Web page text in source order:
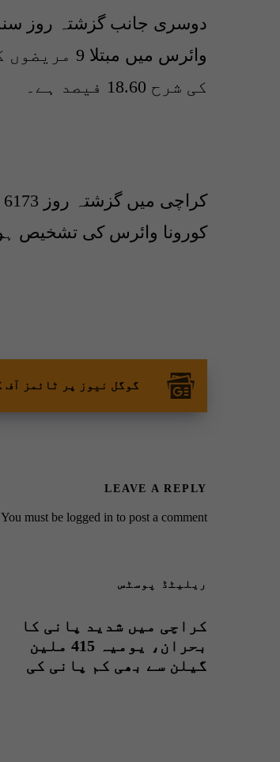
وائرس میں مبتلا 9 مریضوں کا انتقال ہوا۔
کی شرح 18.60 فیصد ہے۔
کورونا وائرس کی تشخیص
گوگل نیوز پر ٹائمز آف
LEAVE A REPLY
You must be logged in to post a comment.
ریلیٹڈ پوسٹس
کراچی میں شدید پانی کا
بحران، یومیہ 415 ملین
گیلن سے بھی کم پانی کی